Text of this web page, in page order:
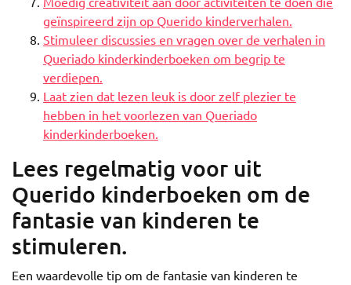
geïnspireerd zijn op Querido kinderverhalen.
Stimuleer discussies en vragen over de verhalen in
Queriado kinderkinderboeken om begrip te
verdiepen.
Laat zien dat lezen leuk is door zelf plezier te
hebben in het voorlezen van Queriado
kinderkinderboeken.
Lees regelmatig voor uit
Querido kinderboeken om de
fantasie van kinderen te
stimuleren.
Een waardevolle tip om de fantasie van kinderen te